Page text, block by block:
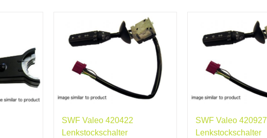
SWF Valeo 420422
Lenkstockschalter
SWF Valeo 420927
Lenkstockschalter